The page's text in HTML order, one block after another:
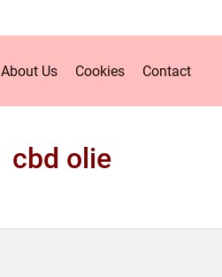
About Us Cookies Contact
cbd olie